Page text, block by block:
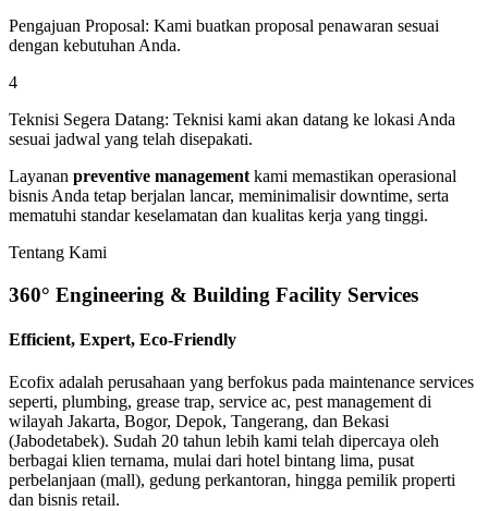
Pengajuan Proposal: Kami buatkan proposal penawaran sesuai
dengan kebutuhan Anda.
4
Teknisi Segera Datang: Teknisi kami akan datang ke lokasi Anda
sesuai jadwal yang telah disepakati.
Layanan preventive management kami memastikan operasional
bisnis Anda tetap berjalan lancar, meminimalisir downtime, serta
mematuhi standar keselamatan dan kualitas kerja yang tinggi.
Tentang Kami
360° Engineering & Building Facility Services
Efficient, Expert, Eco-Friendly
Ecofix adalah perusahaan yang berfokus pada maintenance services
seperti, plumbing, grease trap, service ac, pest management di
wilayah Jakarta, Bogor, Depok, Tangerang, dan Bekasi
(Jabodetabek). Sudah 20 tahun lebih kami telah dipercaya oleh
berbagai klien ternama, mulai dari hotel bintang lima, pusat
perbelanjaan (mall), gedung perkantoran, hingga pemilik properti
dan bisnis retail.